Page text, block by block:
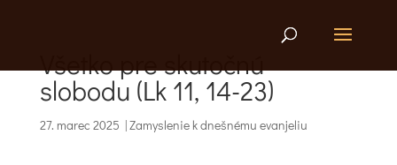
Všetko pre skutočnú
slobodu (Lk 11, 14-23)
27. marec 2025 |Zamyslenie k dnešnému evanjeliu